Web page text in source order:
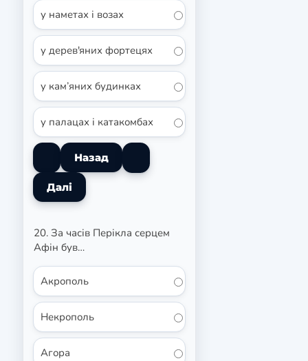
у наметах і возах
у дерев'яних фортецях
у кам’яних будинках
у палацах і катакомбах
20. За часів Перікла серцем
Афін був…
Акрополь
Некрополь
Агора